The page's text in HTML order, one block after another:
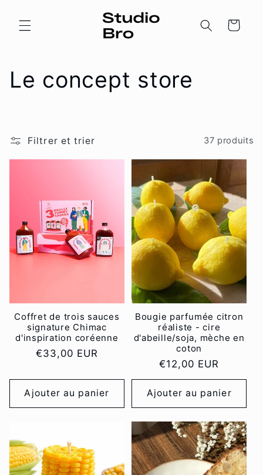
au
contenu
Panier
C
l
l
t
n
Le concept store
Filtrer et trier 37 produits
Coffret de trois sauces
signature Chimac
d'inspiration coréenne
Prix
€33,00 EUR
Ajouter au panier
Bougie parfumée citron
réaliste - cire
d'abeille/soja, mèche en
coton
Prix
habituel
€12,00 EUR
Ajouter au panier